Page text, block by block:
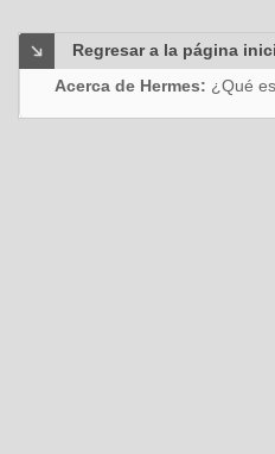
Regresar a la página
Acerca de Hermes: ¿Qué